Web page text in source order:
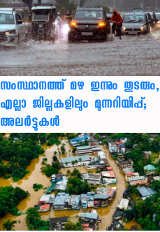
സംസ്ഥാനത്ത് മഴ ഇന്നും തുടരും,
എല്ലാ ജില്ലകളിലും മുന്നറിയിപ്പ്;
അലർട്ടുകൾ